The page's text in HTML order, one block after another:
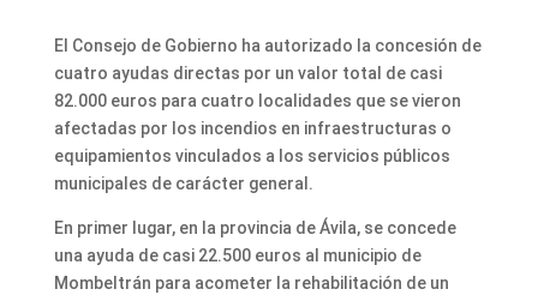
El Consejo de Gobierno ha autorizado la concesión de
cuatro ayudas directas por un valor total de casi
82.000 euros para cuatro localidades que se vieron
afectadas por los incendios en infraestructuras o
equipamientos vinculados a los servicios públicos
municipales de carácter general.
En primer lugar, en la provincia de Ávila, se concede
una ayuda de casi 22.500 euros al municipio de
Mombeltrán para acometer la rehabilitación de un